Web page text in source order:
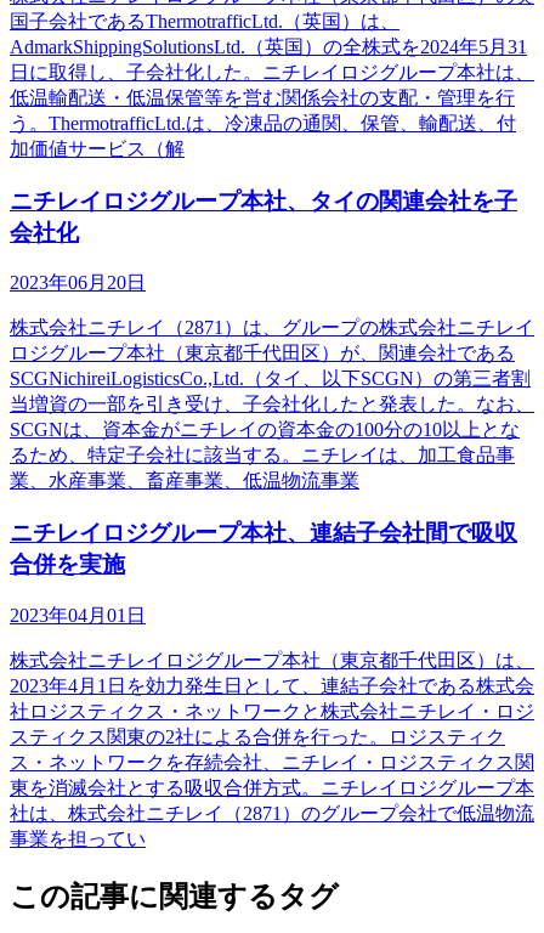
国子会社であるThermotrafficLtd.（英国）は、
AdmarkShippingSolutionsLtd.（英国）の全株式を2024年5月31
日に取得し、子会社化した。ニチレイロジグループ本社は、
低温輸配送・低温保管等を営む関係会社の支配・管理を行
う。ThermotrafficLtd.は、冷凍品の通関、保管、輸配送、付
加価値サービス（解
ニチレイロジグループ本社、タイの関連会社を子
会社化
2023年06月20日
株式会社ニチレイ（2871）は、グループの株式会社ニチレイ
ロジグループ本社（東京都千代田区）が、関連会社である
SCGNichireiLogisticsCo.,Ltd.（タイ、以下SCGN）の第三者割
当増資の一部を引き受け、子会社化したと発表した。なお、
SCGNは、資本金がニチレイの資本金の100分の10以上とな
るため、特定子会社に該当する。ニチレイは、加工食品事
業、水産事業、畜産事業、低温物流事業
ニチレイロジグループ本社、連結子会社間で吸収
合併を実施
2023年04月01日
株式会社ニチレイロジグループ本社（東京都千代田区）は、
2023年4月1日を効力発生日として、連結子会社である株式会
社ロジスティクス・ネットワークと株式会社ニチレイ・ロジ
スティクス関東の2社による合併を行った。ロジスティク
ス・ネットワークを存続会社、ニチレイ・ロジスティクス関
東を消滅会社とする吸収合併方式。ニチレイロジグループ本
社は、株式会社ニチレイ（2871）のグループ会社で低温物流
事業を担ってい
この記事に関連するタグ